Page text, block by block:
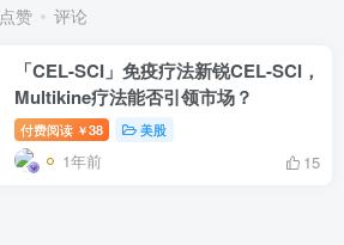
点赞 评论
「CEL-SCI」免疫疗法新锐CEL-SCI，
Multikine疗法能否引领市场？
付费阅读 ￥38 美股
1年前 15